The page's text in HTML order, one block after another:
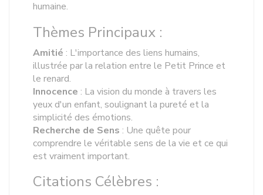
humaine.
Thèmes Principaux :
Amitié : L'importance des liens humains,
illustrée par la relation entre le Petit Prince et
le renard.
Innocence : La vision du monde à travers les
yeux d'un enfant, soulignant la pureté et la
simplicité des émotions.
Recherche de Sens : Une quête pour
comprendre le véritable sens de la vie et ce qui
est vraiment important.
Citations Célèbres :